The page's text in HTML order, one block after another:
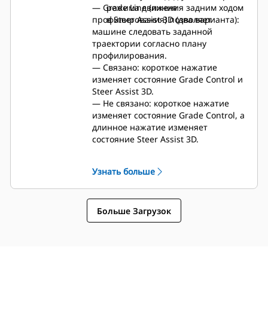
режима движения задним ходом
в Steer Assist 3D (два варианта):​
— Grade Line (линия
профилирования) позволяет
машине следовать заданной
траектории согласно плану
профилирования.
— Связано: короткое нажатие
изменяет состояние Grade Control и
Steer Assist 3D.
— Не связано: короткое нажатие
изменяет состояние Grade Control, а
длинное нажатие изменяет
состояние Steer Assist 3D.
Узнать больше
Больше Загрузок